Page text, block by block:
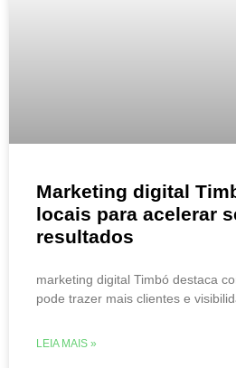
Marketing digital
locais para acelerar
resultados
marketing digital Timbó destaca
pode trazer mais clientes e
LEIA MAIS »